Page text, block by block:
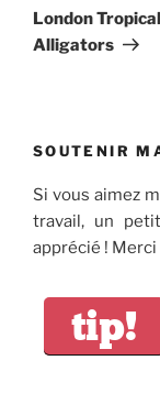
suivant
London
Alligators
SOUTENIR
Si vous aimez
travail, un
apprécié !
tip!